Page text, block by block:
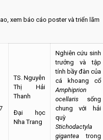
xem báo cáo poster và triển lãm
TS. Nguyễn
Thị Hải
Thanh
Đại học
Nha Trang
Nghiên cứu sinh
trưởng và tập
tính bầy đàn của
cá khoang cổ
Amphiprion
ocellaris sống
chung với hải
quỳ
Stichodactyla
gigantea trong